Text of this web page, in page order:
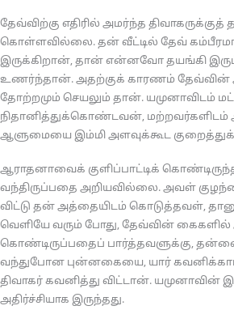
தேவ்விற்கு எதிரில் அமர்ந்த திவாகருக்குத்
கொள்ளவில்லை. தன் வீட்டில் தேவ்
இருக்கிறான், தான் என்னவோ தயங்கி
உணர்ந்தான். அதற்குக் காரணம்
தோற்றமும் செயலும் தான். யமுனாவிடம்
நிதானித்துக்கொண்டவன், மற்றவர்களிடம்
ஆளுமையை இம்மி அளவுக்கூட
ஆராதனாவைக் குளிப்பாட்டிக்
வந்திருப்பதை அறியவில்லை. அவள்
விட்டு தன் அத்தையிடம் கொடுத்தவள்,
வெளியே வரும் போது, தேவ்வின்
கொண்டிருப்பதைப் பார்த்தவளுக்கு,
வந்துபோன புன்னகையை, யார்
திவாகர் கவனித்து விட்டான். யமுனாவின்
அதிர்ச்சியாக இருந்தது.